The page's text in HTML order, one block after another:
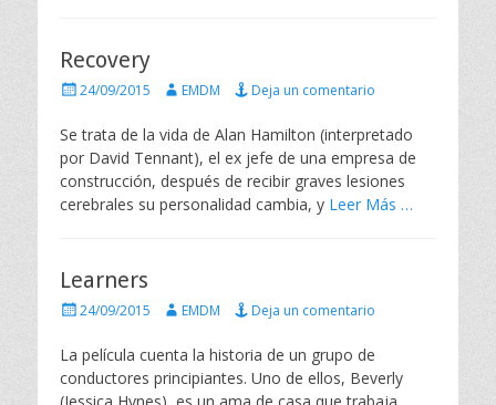
e
lRecovery
P
b
i
c
a
e
l
24/09/2015
A
t
r
EMDM Deja un comentario
Se trata de la vida de Alan Hamilton (interpretado
por David Tennant), el ex jefe de una empresa de
construcción, después de recibir graves lesiones
cerebrales su personalidad cambia, y Leer Más …
Learners
P
b
i
24/09/2015
A
t
o
r
EMDM Deja un comentario
La película cuenta la historia de un grupo de
conductores principiantes. Uno de ellos, Beverly